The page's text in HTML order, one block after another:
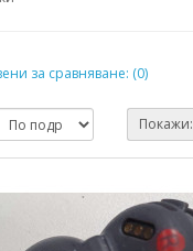
за сравняване: (0)
Покажи: